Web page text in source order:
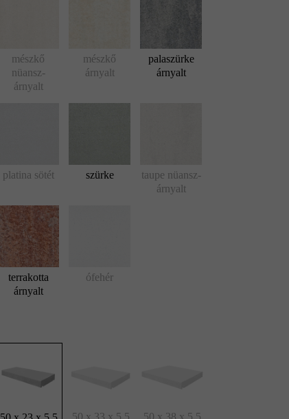
mészkő
nüansz-
árnyalt
mészkő
árnyalt
palaszürke
árnyalt
platina sötét szürke
taupe nüansz-
árnyalt
terrakotta
árnyalt
ófehér
50 x 33 x 5,5
50 x 38 x 5,5